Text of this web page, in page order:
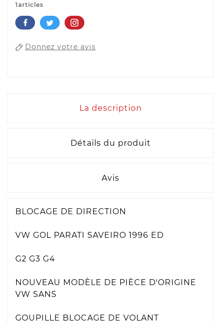
1articles
Donnez votre avis
La description
Détails du produit
Avis
BLOCAGE DE DIRECTION
VW GOL PARATI SAVEIRO 1996 ED
G2 G3 G4
NOUVEAU MODÈLE DE PIÈCE D'ORIGINE
VW SANS
GOUPILLE BLOCAGE DE VOLANT